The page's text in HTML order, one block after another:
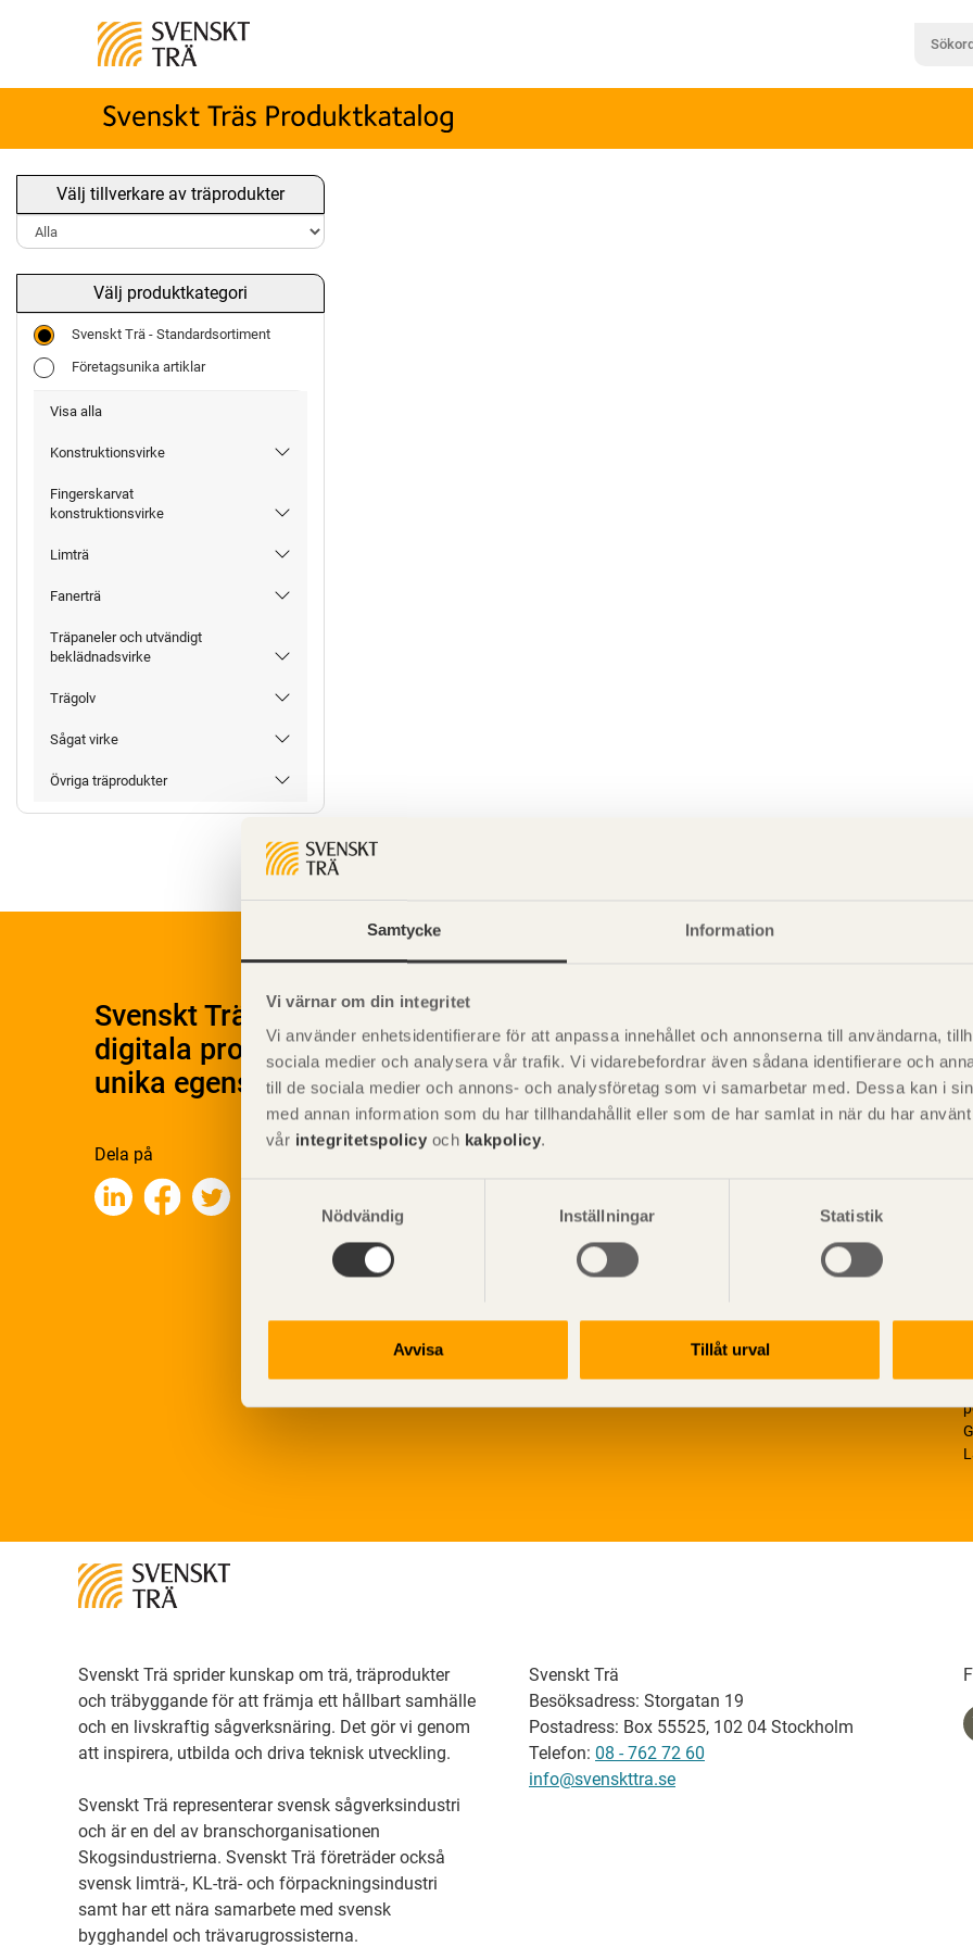
Samtycke Information
Vi värnar om din integritet
Vi använder enhetsidentifierare för att anpassa innehållet och annonserna till användarna,
sociala medier och analysera vår trafik. Vi vidarebefordrar även sådana identifierare och
till de sociala medier och annons- och analysföretag som vi samarbetar med. Dessa kan i
med annan information som du har tillhandahållit eller som de har samlat in när du har
vår integritetspolicy och kakpolicy.
Nödvändig
Inställningar Statistik
Avvisa Tillåt urval
Välj tillverkare av träprodukter
Välj produktkategori
Svenskt Trä - Standardsortiment
Företagsunika artiklar
Visa alla
Konstruktionsvirke
Fingerskarvat
konstruktionsvirke
Limträ
Fanerträ
Träpaneler och utvändigt
beklädnadsvirke
Trägolv
Sågat virke
Övriga träprodukter
Svenskt Träs Produktkatalog är svensk sågverksnärings
digitala produktkatalog för att beskriva träprodukter och deras
unika egenskaper.
Dela på
Svenskt Trä sprider kunskap om trä, träprodukter
och träbyggande för att främja ett hållbart samhälle
och en livskraftig sågverksnäring. Det gör vi genom
att inspirera, utbilda och driva teknisk utveckling.
Svenskt Trä representerar svensk sågverksindustri
och är en del av branschorganisationen
Skogsindustrierna. Svenskt Trä företräder också
svensk limträ-, KL-trä- och förpackningsindustri
samt har ett nära samarbete med svensk
bygghandel och trävarugrossisterna.
Svenskt Trä
Besöksadress: Storgatan 19
Postadress: Box 55525, 102 04 Stockholm
Telefon: 08 - 762 72 60
info@svenskttra.se